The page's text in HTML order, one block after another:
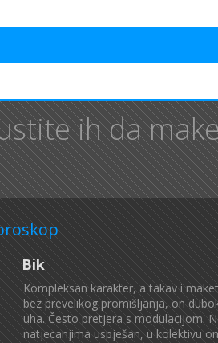
ih da
Bik
Kompleksan karakter, a takav i
bez prevelikog promišljanja, on
uha. Često pretjera s modulacijom.
natjecanjima uspješan, u kolektivu